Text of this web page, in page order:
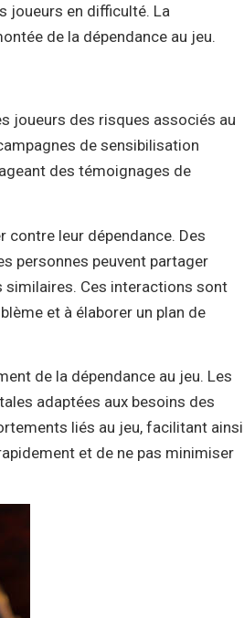
joueurs en difficulté. La
de la dépendance au jeu.
joueurs des risques associés au
de sensibilisation
des témoignages de
contre leur dépendance. Des
personnes peuvent partager
similaires. Ces interactions sont
et à élaborer un plan de
de la dépendance au jeu. Les
adaptées aux besoins des
liés au jeu, facilitant ainsi
et de ne pas minimiser